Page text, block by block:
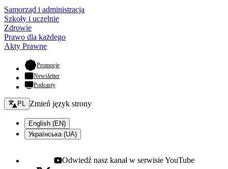
Samorząd i administracja
Szkoły i uczelnie
Zdrowie
Prawo dla każdego
Akty Prawne
Promocje- otwiera się w nowej karcie
Newsletter
Podcasty
Zmień język - bieżący:
PL Zmień język strony
English (EN)
Українська (UA)
Youtube - otwiera się w nowej karcie
Odwiedź nasz kanał w serwisie YouTube